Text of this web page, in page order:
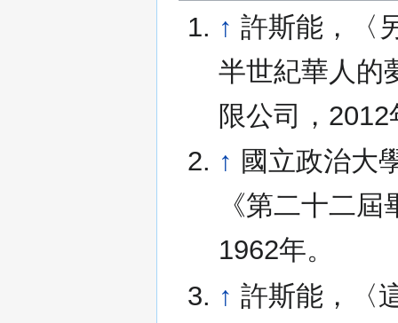
↑ 許斯能，〈
半世紀華人的
限公司，2012
↑ 國立政治大
《第二十二
1962年。
↑ 許斯能，〈